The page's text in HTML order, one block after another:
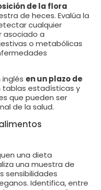
de la flora
de heces. Evalúa la
cualquier
asociado a
o metabólicas
en un plazo de
tablas estadísticas y
que pueden ser
de la salud.
una dieta
una muestra de
sensibilidades
Identifica, entre